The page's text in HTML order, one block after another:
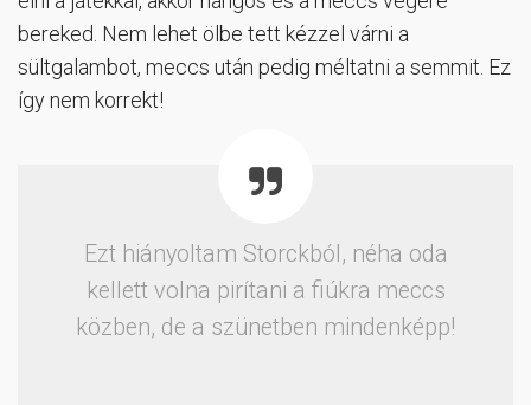
bereked. Nem lehet ölbe tett kézzel várni a
sültgalambot, meccs után pedig méltatni a semmit. Ez
így nem korrekt!
Ezt hiányoltam Storckból, néha oda
kellett volna pirítani a fiúkra meccs
közben, de a szünetben mindenképp!